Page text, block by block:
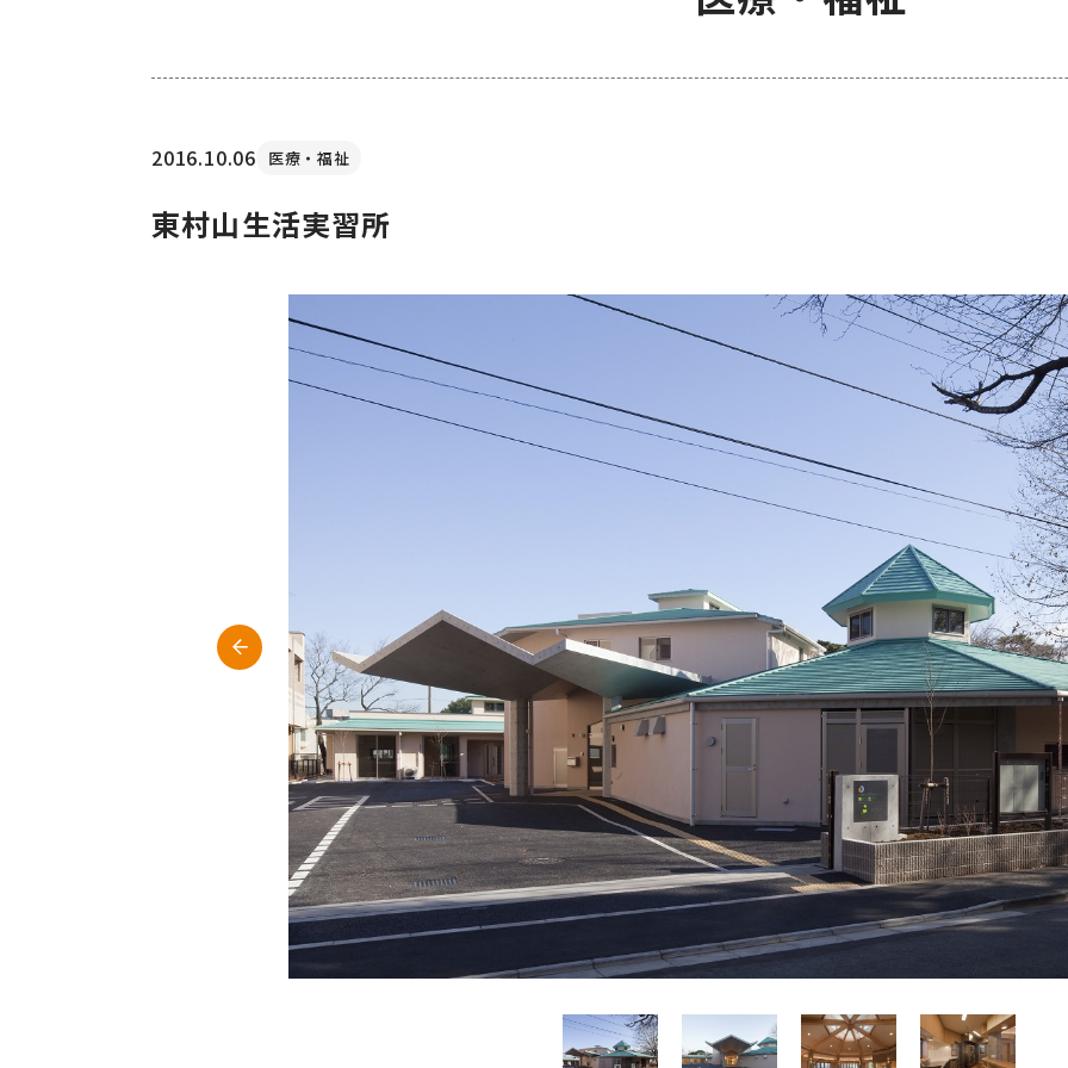
2016.10.06 医療・福祉
東村山生活実習所